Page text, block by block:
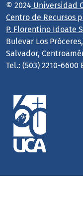
© 2024 Universidad
Centro de Recursos
P. Florentino Idoate
Bulevar Los
Salvador,
Tel.: (503) 2210-6600